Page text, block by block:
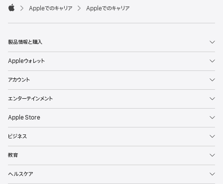
t
p
l
Appleでのキャリア Appleでのキャリア
製品情報と購入
Appleウォレット
アカウント
エンターテインメント
Apple Store
ビジネス
教育
ヘルスケア